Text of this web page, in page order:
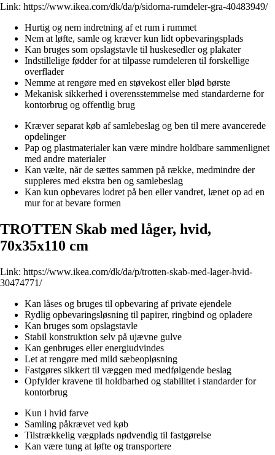
Link: https://www.ikea.com/dk/da/p/sidorna-rumdeler-gra-40483949/
Hurtig og nem indretning af et rum i rummet
Nem at løfte, samle og kræver kun lidt opbevaringsplads
Kan bruges som opslagstavle til huskesedler og plakater
Indstillelige fødder for at tilpasse rumdeleren til forskellige
overflader
Nemme at rengøre med en støvekost eller blød børste
Mekanisk sikkerhed i overensstemmelse med standarderne for
kontorbrug og offentlig brug
Kræver separat køb af samlebeslag og ben til mere avancerede
opdelinger
Pap og plastmaterialer kan være mindre holdbare sammenlignet
med andre materialer
Kan vælte, når de sættes sammen på række, medmindre der
suppleres med ekstra ben og samlebeslag
Kan kun opbevares lodret på ben eller vandret, lænet op ad en
mur for at bevare formen
TROTTEN Skab med låger, hvid,
70x35x110 cm
Link: https://www.ikea.com/dk/da/p/trotten-skab-med-lager-hvid-
30474771/
Kan låses og bruges til opbevaring af private ejendele
Rydlig opbevaringsløsning til papirer, ringbind og opladere
Kan bruges som opslagstavle
Stabil konstruktion selv på ujævne gulve
Kan genbruges eller energiudvindes
Let at rengøre med mild sæbeopløsning
Fastgøres sikkert til væggen med medfølgende beslag
Opfylder kravene til holdbarhed og stabilitet i standarder for
kontorbrug
Kun i hvid farve
Samling påkrævet ved køb
Tilstrækkelig vægplads nødvendig til fastgørelse
Kan være tung at løfte og transportere